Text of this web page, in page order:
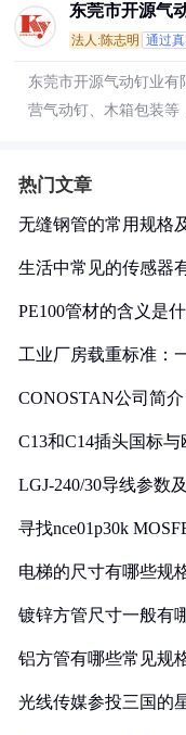
东莞市开源气
法人:陈志明 通过
东莞市开源气动钉业有
营气动钉、木箱包装等
热门文章
无缝钢管的常用规格
生活中常见的传感器
PE100管材的含义是
工业厂房载重标准：
CONOSTAN公司简介
C13和C14插头国标
LGJ-240/30导线参数
寻找nce01p30k
电梯的尺寸有哪些规
镀锌方管尺寸一般有
铝方管有哪些常见规
光线传媒参投三国的